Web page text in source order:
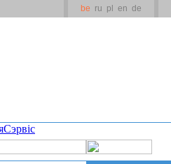
be ru pl en de
Сэрвіс